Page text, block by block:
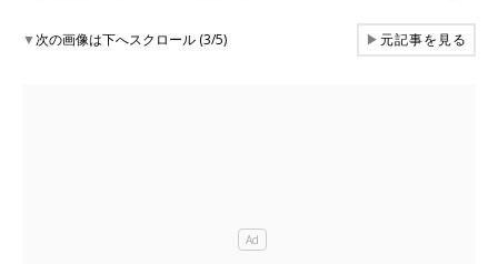
▼次の画像は下へスクロール (3/5) ▶元記事を見る